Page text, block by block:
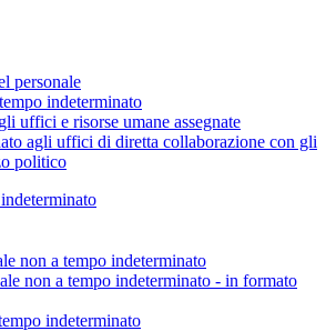
personale
indeterminato
uffici e risorse umane assegnate
agli uffici di diretta collaborazione con gli
politico
non a tempo indeterminato
non a tempo indeterminato - in formato
indeterminato